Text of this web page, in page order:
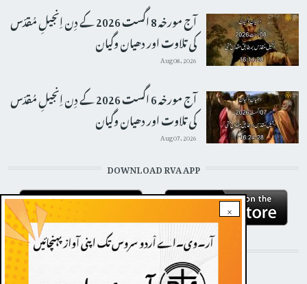
×
آج مورخہ 8 اگست 2026 کے دِن اِنجیلِ مُقدّس
کی تلاوت اور دھیان وگیان
Aug 08, 2026
آج مورخہ 6 اگست 2026 کے دِن اِنجیلِ مُقدّس
کی تلاوت اور دھیان وگیان
Aug 07, 2026
DOWNLOAD RVA APP
STAY CONNECTED WITH US!